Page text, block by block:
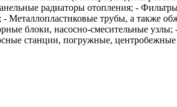
радиаторы отопления; -
трубы, а также
блоки, насосно-смесительные узлы;
станции, погружные,